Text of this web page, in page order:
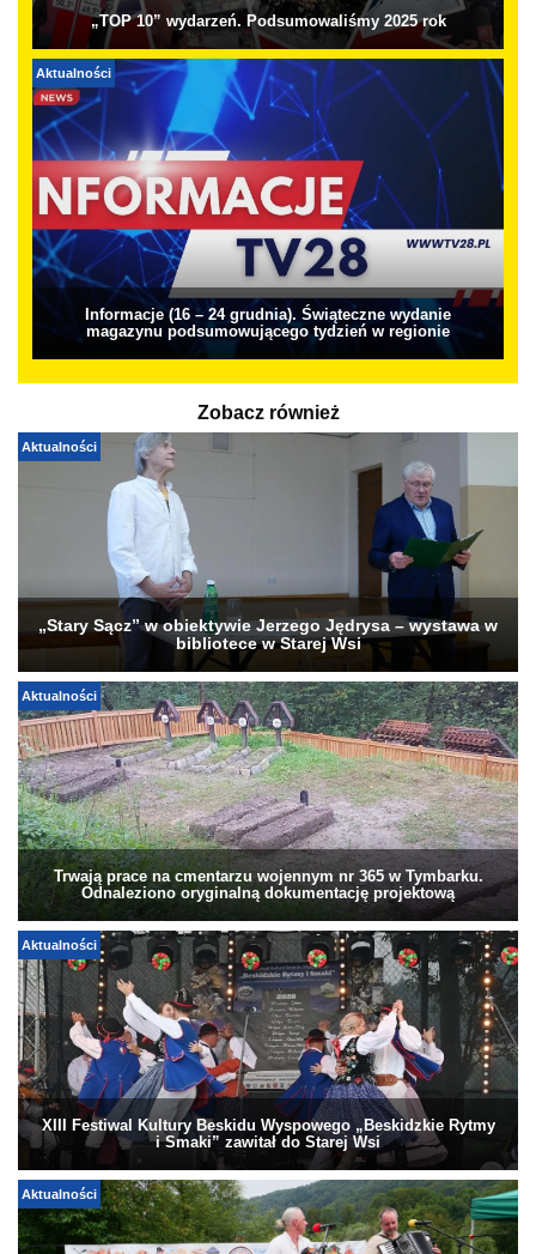
„TOP 10” wydarzeń. Podsumowaliśmy 2025 rok
Aktualności
Informacje (16 – 24 grudnia). Świąteczne wydanie
magazynu podsumowującego tydzień w regionie
Zobacz również
Aktualności
„Stary Sącz” w obiektywie Jerzego Jędrysa – wystawa w
bibliotece w Starej Wsi
Aktualności
Trwają prace na cmentarzu wojennym nr 365 w Tymbarku.
Odnaleziono oryginalną dokumentację projektową
Aktualności
XIII Festiwal Kultury Beskidu Wyspowego „Beskidzkie Rytmy
i Smaki” zawitał do Starej Wsi
Aktualności